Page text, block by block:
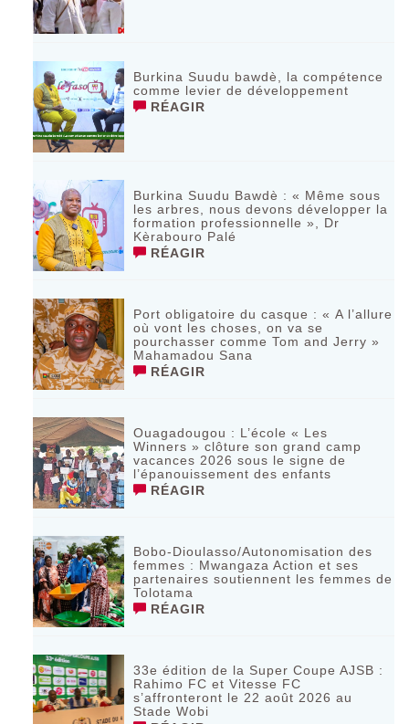
Burkina Suudu bawdè, la compétence
comme levier de développement
RÉAGIR
Burkina Suudu Bawdè : « Même sous
les arbres, nous devons développer la
formation professionnelle », Dr
Kèrabouro Palé
RÉAGIR
Port obligatoire du casque : « A l’allure
où vont les choses, on va se
pourchasser comme Tom and Jerry »
Mahamadou Sana
RÉAGIR
Ouagadougou : L’école « Les
Winners » clôture son grand camp
vacances 2026 sous le signe de
l’épanouissement des enfants
RÉAGIR
Bobo-Dioulasso/Autonomisation des
femmes : Mwangaza Action et ses
partenaires soutiennent les femmes de
Tolotama
RÉAGIR
33e édition de la Super Coupe AJSB :
Rahimo FC et Vitesse FC
s’affronteront le 22 août 2026 au
Stade Wobi